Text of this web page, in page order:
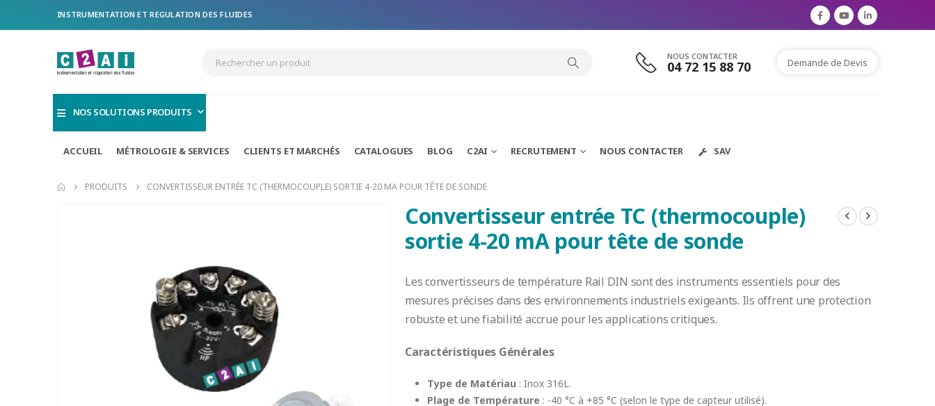
INSTRUMENTATION ET REGULATION DES FLUIDES
NOUS CONTACTER
04 72 15 88 70 Demande de Devis
NOS SOLUTIONS PRODUITS
ACCUEIL MÉTROLOGIE & SERVICES CLIENTS ET MARCHÉS CATALOGUES BLOG C2AI RECRUTEMENT NOUS CONTACTER SAV
PRODUITS CONVERTISSEUR ENTRÉE TC (THERMOCOUPLE) SORTIE 4-20 MA POUR TÊTE DE SONDE
Convertisseur entrée TC (thermocouple)
sortie 4-20 mA pour tête de sonde
Les convertisseurs de température Rail DIN sont des instruments essentiels pour des
mesures précises dans des environnements industriels exigeants. Ils offrent une protection
robuste et une fiabilité accrue pour les applications critiques.
Caractéristiques Générales
Type de Matériau : Inox 316L.
Plage de Température : -40 °C à +85 °C (selon le type de capteur utilisé).